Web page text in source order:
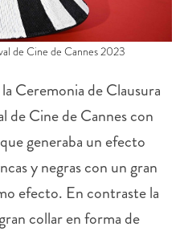
de Cine de Cannes 2023
Ceremonia de Clausura
de Cine de Cannes con
generaba un efecto
y negras con un gran
efecto. En contraste la
collar en forma de